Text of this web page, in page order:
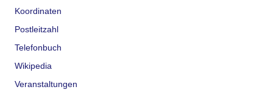
Koordinaten
Postleitzahl
Telefonbuch
Wikipedia
Veranstaltungen